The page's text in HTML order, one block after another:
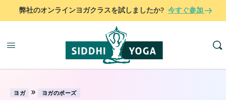
弊社のオンラインヨガクラスを試しましたか? 今すぐ参加
ヨガ » ヨガのポーズ